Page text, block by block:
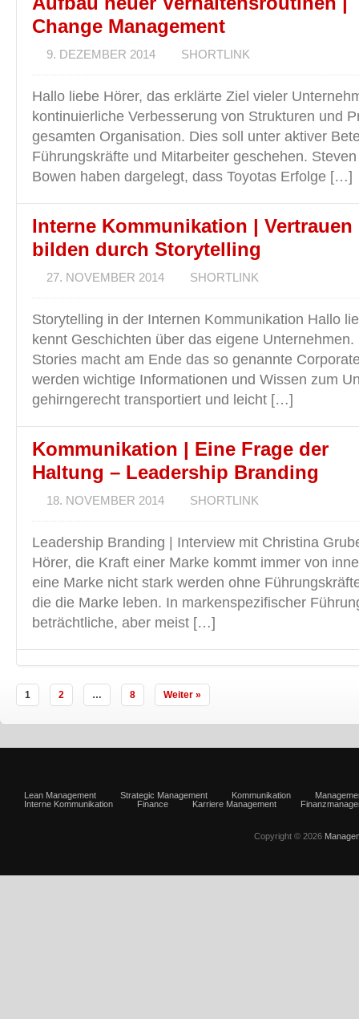
Change Management
9. DEZEMBER 2014 SHORTLINK
Hallo liebe Hörer, das erklärte Ziel vieler
kontinuierliche Verbesserung von Strukturen und
gesamten Organisation. Dies soll unter aktiver
Führungskräfte und Mitarbeiter geschehen.
Bowen haben dargelegt, dass Toyotas Erfolge […]
Interne Kommunikation | Vertrauen
bilden durch Storytelling
27. NOVEMBER 2014 SHORTLINK
Storytelling in der Internen Kommunikation Hallo
kennt Geschichten über das eigene
Stories macht am Ende das so genannte
werden wichtige Informationen und Wissen zum
gehirngerecht transportiert und leicht […]
Kommunikation | Eine Frage der
Haltung – Leadership Branding
18. NOVEMBER 2014 SHORTLINK
Leadership Branding | Interview mit Christina
Hörer, die Kraft einer Marke kommt immer von
eine Marke nicht stark werden ohne
die die Marke leben. In markenspezifischer
beträchtliche, aber meist […]
1 2 … 8 Weiter »
Lean Management Strategic Management Kommunikation
Interne Kommunikation
Finance Karriere Management
Copyright © 2026